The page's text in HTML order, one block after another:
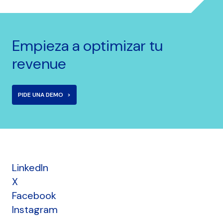
Empieza a optimizar tu
revenue
PIDE UNA DEMO
LinkedIn
X
Facebook
Instagram